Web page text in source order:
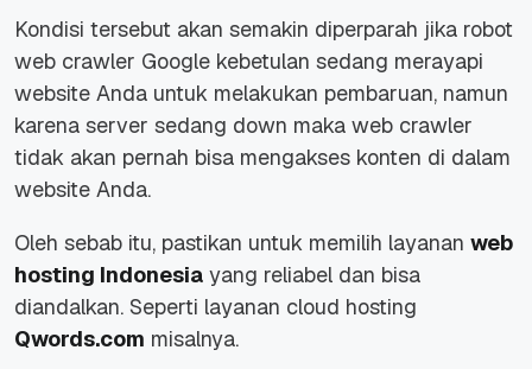
Kondisi tersebut akan semakin diperparah jika robot
web crawler Google kebetulan sedang merayapi
website Anda untuk melakukan pembaruan, namun
karena server sedang down maka web crawler
tidak akan pernah bisa mengakses konten di dalam
website Anda.
Oleh sebab itu, pastikan untuk memilih layanan web
hosting Indonesia yang reliabel dan bisa
diandalkan. Seperti layanan cloud hosting
Qwords.com misalnya.